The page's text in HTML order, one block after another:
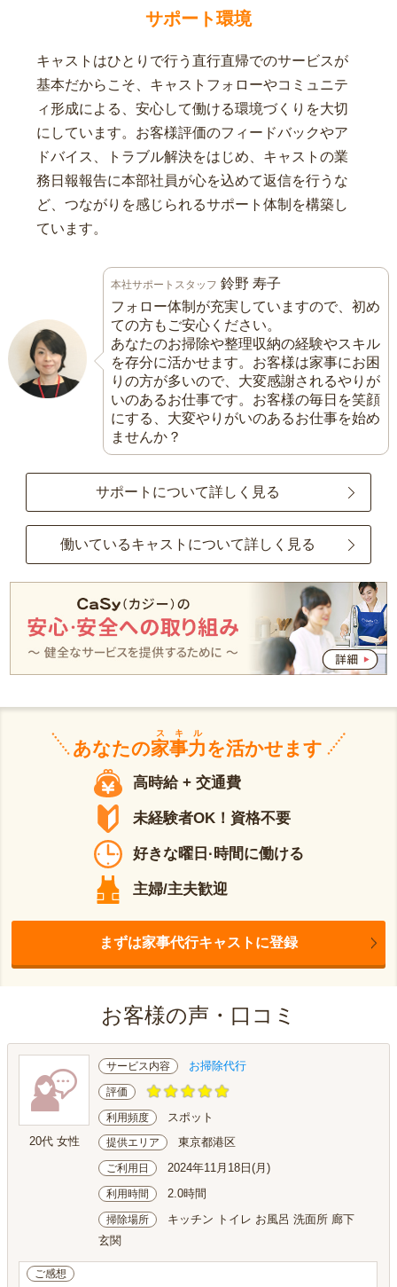
サポート環境
キャストはひとりで行う直行直帰でのサービスが
基本だからこそ、キャストフォローやコミュニテ
ィ形成による、安心して働ける環境づくりを大切
にしています。お客様評価のフィードバックやア
ドバイス、トラブル解決をはじめ、キャストの業
務日報報告に本部社員が心を込めて返信を行うな
ど、つながりを感じられるサポート体制を構築し
ています。
本社サポートスタッフ 鈴野 寿子
フォロー体制が充実していますので、初め
ての方もご安心ください。
あなたのお掃除や整理収納の経験やスキル
を存分に活かせます。お客様は家事にお困
りの方が多いので、大変感謝されるやりが
いのあるお仕事です。お客様の毎日を笑顔
にする、大変やりがいのあるお仕事を始め
ませんか？
サポートについて詳しく見る
働いているキャストについて詳しく見る
あなたの家事力
スキル
を活かせます
高時給 + 交通費
未経験者OK！資格不要
好きな曜日·時間に働ける
主婦/主夫歓迎
まずは家事代行キャストに登録
お客様の声・口コミ
20代 女性
サービス内容 お掃除代行
評価
利用頻度 スポット
提供エリア 東京都港区
ご利用日 2024年11月18日(月)
利用時間 2.0時間
掃除場所
キッチン トイレ お風呂 洗面所 廊下
玄関
ご感想